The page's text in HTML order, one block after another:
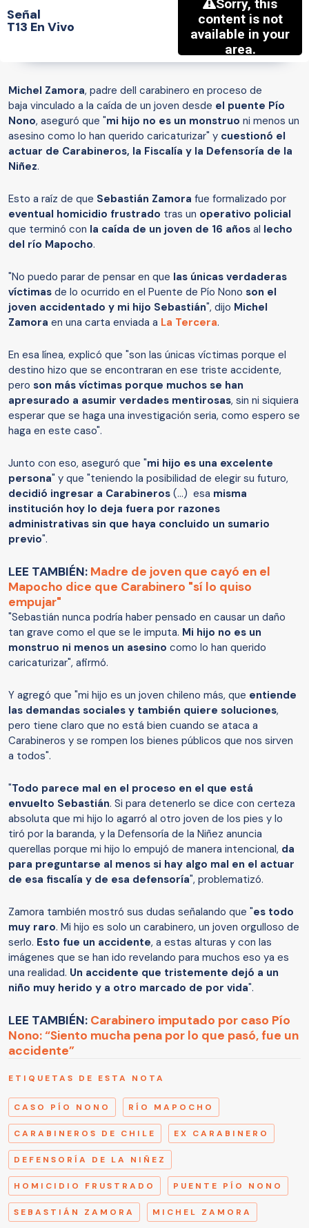
Señal
T13 En Vivo
Michel Zamora, padre dell carabinero en proceso de
baja vinculado a la caída de un joven desde el puente Pío
Nono, aseguró que "mi hijo no es un monstruo ni menos un
asesino como lo han querido caricaturizar" y cuestionó el
actuar de Carabineros, la Fiscalía y la Defensoría de la
Niñez.
Esto a raíz de que Sebastián Zamora fue formalizado por
eventual homicidio frustrado tras un operativo policial
que terminó con la caída de un joven de 16 años al lecho
del río Mapocho.
"No puedo parar de pensar en que las únicas verdaderas
víctimas de lo ocurrido en el Puente de Pío Nono son el
joven accidentado y mi hijo Sebastián", dijo Michel
Zamora en una carta enviada a La Tercera.
En esa línea, explicó que "son las únicas víctimas porque el
destino hizo que se encontraran en ese triste accidente,
pero son más víctimas porque muchos se han
apresurado a asumir verdades mentirosas, sin ni siquiera
esperar que se haga una investigación seria, como espero se
haga en este caso".
Junto con eso, aseguró que "mi hijo es una excelente
persona" y que "teniendo la posibilidad de elegir su futuro,
decidió ingresar a Carabineros (...) esa misma
institución hoy lo deja fuera por razones
administrativas sin que haya concluido un sumario
previo".
LEE TAMBIÉN: Madre de joven que cayó en el
Mapocho dice que Carabinero "sí lo quiso
empujar"
"Sebastián nunca podría haber pensado en causar un daño
tan grave como el que se le imputa. Mi hijo no es un
monstruo ni menos un asesino como lo han querido
caricaturizar", afirmó.
Y agregó que "mi hijo es un joven chileno más, que entiende
las demandas sociales y también quiere soluciones,
pero tiene claro que no está bien cuando se ataca a
Carabineros y se rompen los bienes públicos que nos sirven
a todos".
"Todo parece mal en el proceso en el que está
envuelto Sebastián. Si para detenerlo se dice con certeza
absoluta que mi hijo lo agarró al otro joven de los pies y lo
tiró por la baranda, y la Defensoría de la Niñez anuncia
querellas porque mi hijo lo empujó de manera intencional, da
para preguntarse al menos si hay algo mal en el actuar
de esa fiscalía y de esa defensoría", problematizó.
Zamora también mostró sus dudas señalando que "es todo
muy raro. Mi hijo es solo un carabinero, un joven orgulloso de
serlo. Esto fue un accidente, a estas alturas y con las
imágenes que se han ido revelando para muchos eso ya es
una realidad. Un accidente que tristemente dejó a un
niño muy herido y a otro marcado de por vida".
LEE TAMBIÉN: Carabinero imputado por caso Pío
Nono: “Siento mucha pena por lo que pasó, fue un
accidente”
ETIQUETAS DE ESTA NOTA
CASO PÍO NONO RÍO MAPOCHO
CARABINEROS DE CHILE EX CARABINERO
DEFENSORÍA DE LA NIÑEZ
HOMICIDIO FRUSTRADO PUENTE PÍO NONO
SEBASTIÁN ZAMORA MICHEL ZAMORA